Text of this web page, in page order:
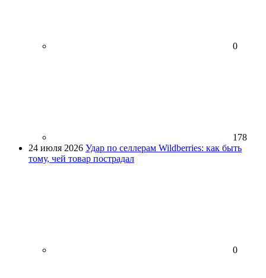
0
178
24 июля 2026 Удар по селлерам Wildberries: как быть
тому, чей товар пострадал
0